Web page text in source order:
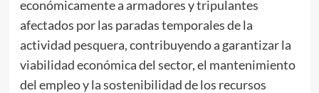
económicamente a armadores y tripulantes
afectados por las paradas temporales de la
actividad pesquera, contribuyendo a garantizar la
viabilidad económica del sector, el mantenimiento
del empleo y la sostenibilidad de los recursos